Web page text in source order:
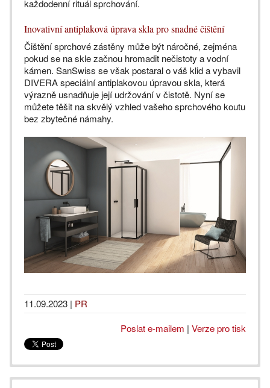
každodenní rituál sprchování.
Inovativní antiplaková úprava skla pro snadné čištění
Čištění sprchové zástěny může být náročné, zejména
pokud se na skle začnou hromadit nečistoty a vodní
kámen. SanSwiss se však postaral o váš klid a vybavil
DIVERA speciální antiplakovou úpravou skla, která
výrazně usnadňuje její udržování v čistotě. Nyní se
můžete těšit na skvělý vzhled vašeho sprchového koutu
bez zbytečné námahy.
11.09.2023 | PR
Poslat e-mailem | Verze pro tisk